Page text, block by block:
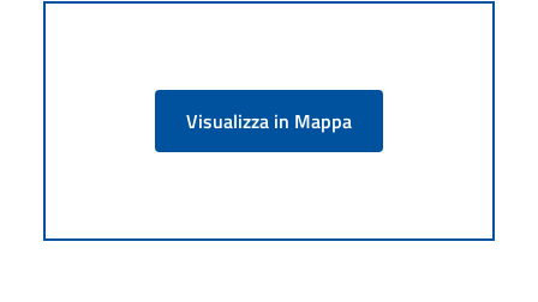
Visualizza in Mappa